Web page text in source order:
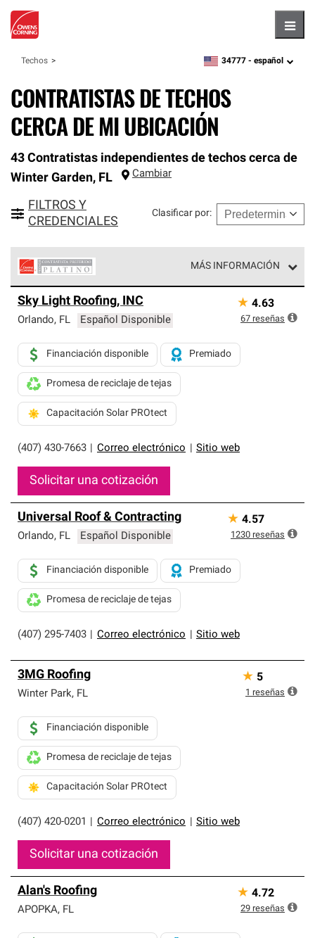
Techos zipcode, language
34777 - español
CONTRATISTAS DE TECHOS
CERCA DE MI UBICACIÓN
43 Contratistas independientes de techos cerca de
Winter Garden, FL Cambiar
FILTROS Y
CREDENCIALES
Clasificar por:
MÁS INFORMACIÓN
Corning constituyen el nivel superior de nuestra red
exclusiva y cumplen con estándares estrictos de
Solo ellos pueden ofrecer nuestra mejor garantía de
sistemas de techos.
Sky Light Roofing, INC
Orlando, FL Español Disponible
(407) 430-7663 Correo electrónico Sitio web
Financiación disponible Premiado
Promesa de reciclaje de tejas
Capacitación Solar PROtect
Solicitar una cotización
★ 4.63
67 reseñas
Universal Roof & Contracting
Orlando, FL Español Disponible
(407) 295-7403 Correo electrónico Sitio web
Financiación disponible Premiado
Promesa de reciclaje de tejas
★ 4.57
1230 reseñas
3MG Roofing
Winter Park, FL
(407) 420-0201 Correo electrónico Sitio web
Financiación disponible
Promesa de reciclaje de tejas
Capacitación Solar PROtect
Solicitar una cotización
★ 5
1 reseñas
Alan's Roofing
APOPKA, FL
★ 4.72
29 reseñas